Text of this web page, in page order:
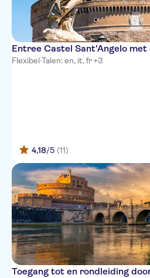
Entree Castel Sant'Angelo
Flexibel·Talen: en, it, fr +3
4,18/5 (11)
Toegang tot en rondleiding